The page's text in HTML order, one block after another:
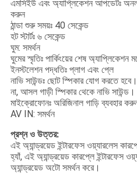
এমসিইউ এবং অ্যাপ্লিকেশন আপডেটঃ
করুন
ঠান্ডা শুরু সময়ঃ 40 সেকেন্ড
হট স্টার্টঃ ৬ সেকেন্ড
ঘুম: সমর্থন
ঘুমের স্মৃতিঃ পার্কিংয়ের শেষ অ্যাপ্লিকেশন
ইনস্টলেশন পদ্ধতিঃ প্লাগ এবং প্লে
নাভি সাউন্ডঃ ছোট স্পিকার যোগ করতে
না, আসল গাড়ী স্পিকার থেকে নাভি সাউন্ড।
মাইক্রোফোনঃ অরিজিনাল গাড়ি ব্যবহার
AV IN: সমর্থন
প্রশ্ন ও উত্তর:
এই অ্যান্ড্রয়েড ইন্টারফেস ওয়্যারলেস
হ্যাঁ, এই অ্যান্ড্রয়েড কারপ্লে ইন্টারফেস
অ্যান্ড্রয়েড অটো সমর্থন করে।